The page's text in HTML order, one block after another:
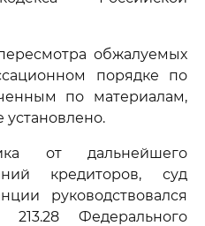
обжалуемых
порядке по
по материалам,
от дальнейшего
кредиторов, суд
руководствовался
213.28 Федерального